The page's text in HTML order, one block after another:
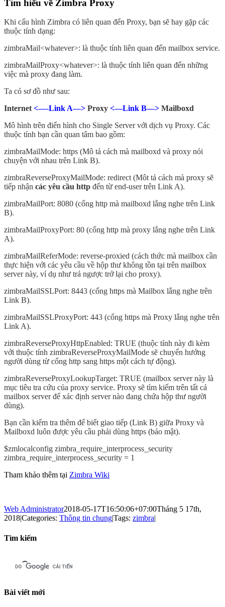
Tìm hiểu về Zimbra Proxy
Khi cấu hình Zimbra có liên quan đến Proxy, bạn sẽ hay gặp các
thuộc tính dạng:
zimbraMail<whatever>: là thuộc tính liên quan đến mailbox service.
zimbraMailProxy<whatever>: là thuộc tính liên quan đến những
việc mà proxy đang làm.
Ta có sơ đồ như sau:
Internet<—-Link A—> Proxy <—Link B—> Mailboxd
Mô hình trên điển hình cho Single Server với dịch vụ Proxy. Các
thuộc tính bạn cần quan tâm bao gồm:
zimbraMailMode: https (Mô tả cách mà mailboxd và proxy nói
chuyện với nhau trên Link B).
zimbraReverseProxyMailMode: redirect (Môt tả cách mà proxy sẽ
tiếp nhận các yêu cầu http đến từ end-user trên Link A).
zimbraMailPort: 8080 (cổng http mà mailboxd lắng nghe trên Link
B).
zimbraMailProxyPort: 80 (cổng http mà proxy lắng nghe trên Link
A).
zimbraMailReferMode: reverse-proxied (cách thức mà mailbox cần
thực hiện với các yêu cầu về hộp thư không tồn tại trên mailbox
server này, ví dụ như trả ngược trở lại cho proxy).
zimbraMailSSLPort: 8443 (cổng https mà Mailbox lắng nghe trên
Link B).
zimbraMailSSLProxyPort: 443 (cổng https mà Proxy lắng nghe trên
Link A).
zimbraReverseProxyHttpEnabled: TRUE (thuộc tính này đi kèm
với thuộc tính zimbraReverseProxyMailMode sẽ chuyển hướng
người dùng từ cổng http sang https một cách tự động).
zimbraReverseProxyLookupTarget: TRUE (mailbox server này là
mục tiêu tra cứu của proxy service. Proxy sẽ tìm kiếm trên tất cả
mailbox server để xác định server nào đang chứa hộp thư người
dùng).
Bạn cần kiểm tra thêm để biết giao tiếp (Link B) giữa Proxy và
Mailboxd luôn được yêu cầu phải dùng https (bảo mật).
$zmlocalconfig zimbra_require_interprocess_security
zimbra_require_interprocess_security = 1
Tham khảo thêm tại Zimbra Wiki
Web Administrator2018-05-17T16:50:06+07:00Tháng 5 17th,
2018|Categories: Thông tin chung|Tags: zimbra|
Tìm kiếm
Bài viết mới